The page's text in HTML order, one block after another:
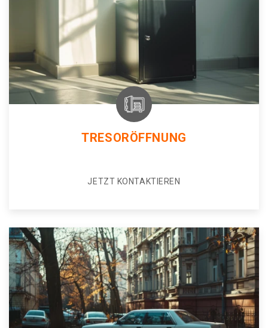
TRESORÖFFNUNG
JETZT KONTAKTIEREN